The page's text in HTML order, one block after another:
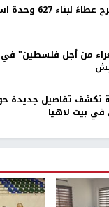
الاحتلال يطرح
من أجل فلسطين" في
تكشف تفاصيل جديدة
بيت لاهيا